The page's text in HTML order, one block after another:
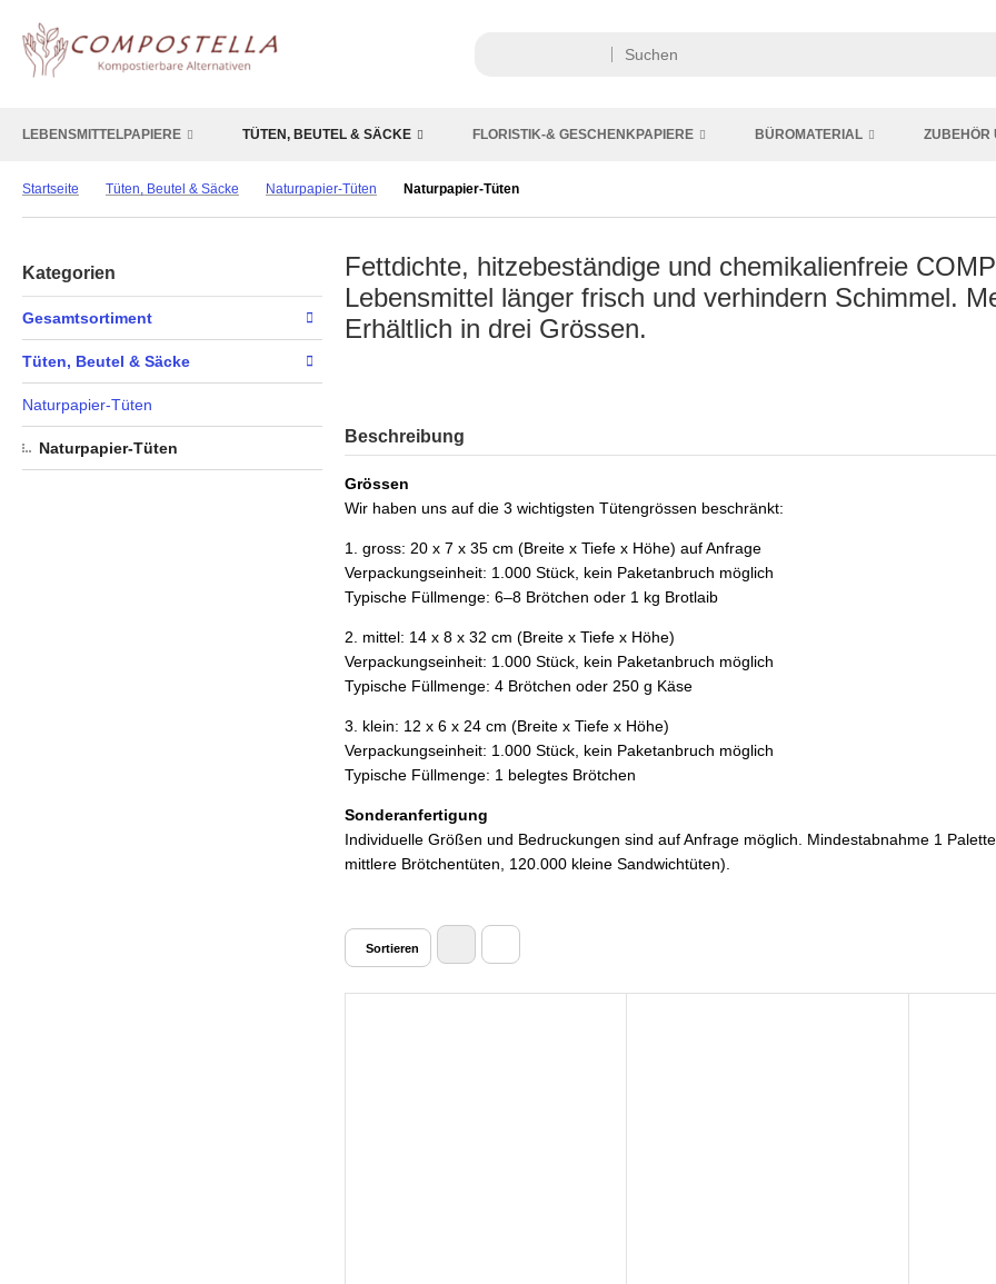
LEBENSMITTELPAPIERE TÜTEN, BEUTEL & SÄCKE FLORISTIK-& GESCHENKPAPIERE BÜROMATERIAL ZUBEHÖR
Startseite Tüten, Beutel & Säcke Naturpapier-Tüten Naturpapier-Tüten
Kategorien
Gesamtsortiment
Tüten, Beutel & Säcke
Naturpapier-Tüten
Naturpapier-Tüten
Fettdichte, hitzebeständige und chemikalienfreie
Lebensmittel länger frisch und verhindern Schimmel.
Erhältlich in drei Grössen.
Beschreibung
Grössen
Wir haben uns auf die 3 wichtigsten Tütengrössen beschränkt:
1. gross: 20 x 7 x 35 cm (Breite x Tiefe x Höhe) auf Anfrage
Verpackungseinheit: 1.000 Stück, kein Paketanbruch möglich
Typische Füllmenge: 6–8 Brötchen oder 1 kg Brotlaib
2. mittel: 14 x 8 x 32 cm (Breite x Tiefe x Höhe)
Verpackungseinheit: 1.000 Stück, kein Paketanbruch möglich
Typische Füllmenge: 4 Brötchen oder 250 g Käse
3. klein: 12 x 6 x 24 cm (Breite x Tiefe x Höhe)
Verpackungseinheit: 1.000 Stück, kein Paketanbruch möglich
Typische Füllmenge: 1 belegtes Brötchen
Sonderanfertigung
Individuelle Größen und Bedruckungen sind auf Anfrage möglich. Mindestabnahme 1
mittlere Brötchentüten, 120.000 kleine Sandwichtüten).
Sortieren